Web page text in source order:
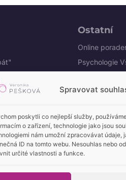
Spravovat
poskytli co nejlepší služby,
o zařízení, technologie jako jsou
nám umožní zpracovávat údaje,
ID na tomto webu. Nesouhlas nebo
určité vlastnosti a funkce.
víry
Youtube
Ostatní
Online
Psychologie
Obchodní